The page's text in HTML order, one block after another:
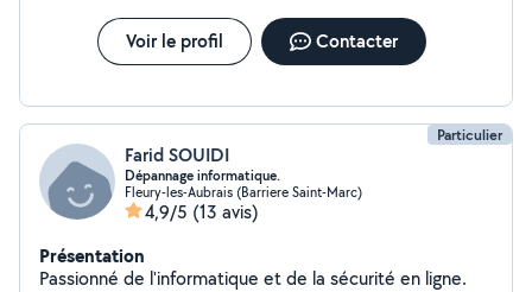
Voir le profil Contacter
Particulier
Farid SOUIDI
Dépannage informatique.
Fleury-les-Aubrais (Barriere Saint-Marc)
4,9/5 (13 avis)
Présentation
Passionné de l'informatique et de la sécurité en ligne.